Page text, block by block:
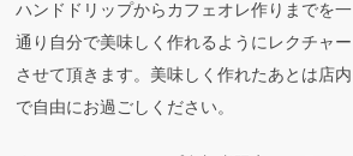
ハンドドリップからカフェオレ作りまでを一
通り自分で美味しく作れるようにレクチャー
させて頂きます。美味しく作れたあとは店内
で自由にお過ごしください。